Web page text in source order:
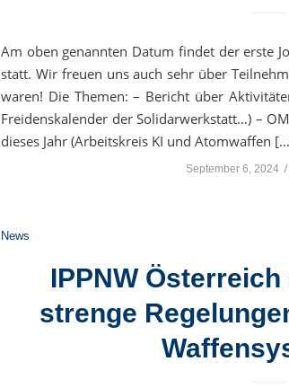
Am oben genannten Datum findet der erste
statt. Wir freuen uns auch sehr über
waren! Die Themen: – Bericht über
Freidenskalender der Solidarwerkstatt…) –
dieses Jahr (Arbeitskreis KI und Atomwaffen
September 6, 2024 /
News
IPPNW
strenge